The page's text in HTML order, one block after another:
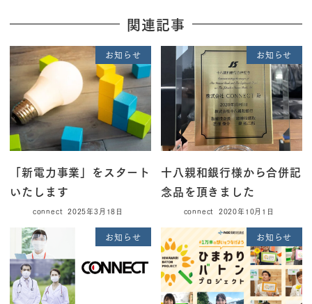
関連記事
お知らせ
「新電力事業」をスタート
いたします
connect 2025年3月18日
お知らせ
十八親和銀行様から合併記
念品を頂きました
connect 2020年10月1日
お知らせ お知らせ